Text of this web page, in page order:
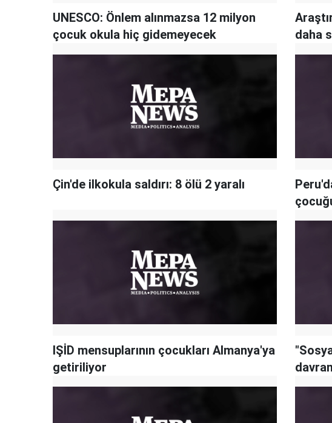
UNESCO: Önlem alınmazsa 12 milyon
çocuk okula hiç gidemeyecek
daha
Çin'de ilkokula saldırı: 8 ölü 2 yaralı
IŞİD mensuplarının çocukları Almanya'ya
getiriliyor